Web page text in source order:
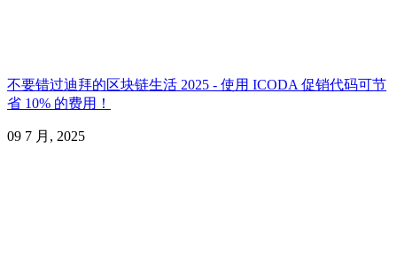
不要错过迪拜的区块链生活 2025 - 使用 ICODA 促销代码可节
省 10% 的费用！
09 7 月, 2025